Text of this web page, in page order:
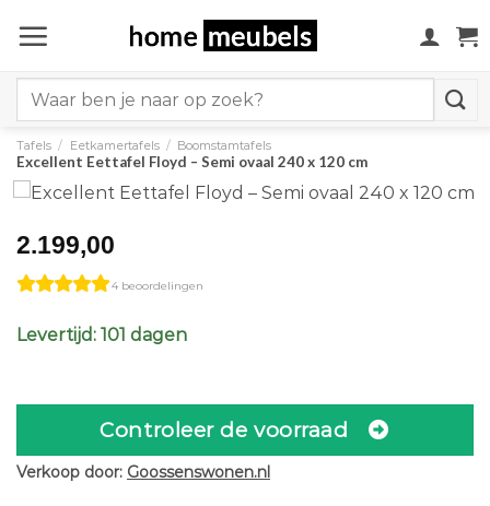
naar
for:
Tafels / Eetkamertafels / Boomstamtafels
Excellent Eettafel Floyd – Semi ovaal 240 x 120 cm
2.199,00
4 beoordelingen
Levertijd: 101 dagen
Controleer de voorraad
Verkoop door: Goossenswonen.nl